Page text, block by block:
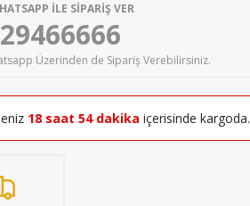
İLE SİPARİŞ VER
Üzerinden de Sipariş Verebilirsiniz.
18 saat 54 dakika içerisinde kargoda.